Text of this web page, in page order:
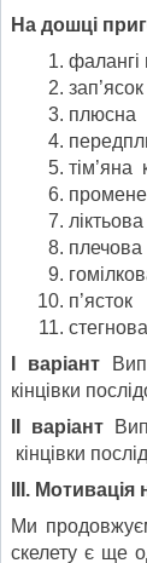
На дошці
фалангі
зап’ясок
плюсна
тім’яна
ліктьова
плечова
п’ясток
стегнова
І варіант
кінцівки
ІІ варіант
кінцівки
ІІІ.
Ми
скелету є ще